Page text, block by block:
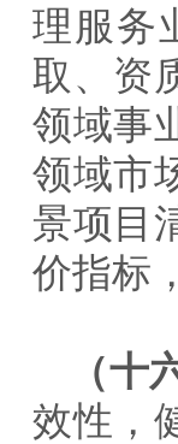
理服务
取、资
领域事
领域市
景项目
价指标
（十
效性，